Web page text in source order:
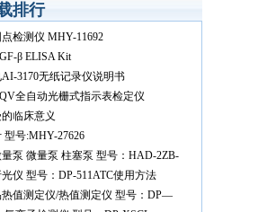
排行
检测仪 MHY-11692
β ELISA Kit
3170无纸记录仪说明书
全自动光栅式指示表检定仪
临床意义
型号:MHY-27626
泵 微量泵 柱塞泵 型号：HAD-2ZB-
说明书 欢迎下载！
仪 型号：DP-511ATC使用方法
值测定仪/热值测定仪 型号：DP—